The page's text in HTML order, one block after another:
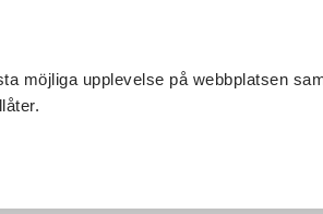
möjliga upplevelse på webbplatsen
OCH EVENEMANG